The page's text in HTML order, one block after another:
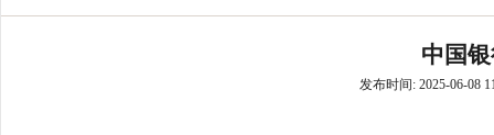
经济运行与
中国
发布时间: 2025-06-08